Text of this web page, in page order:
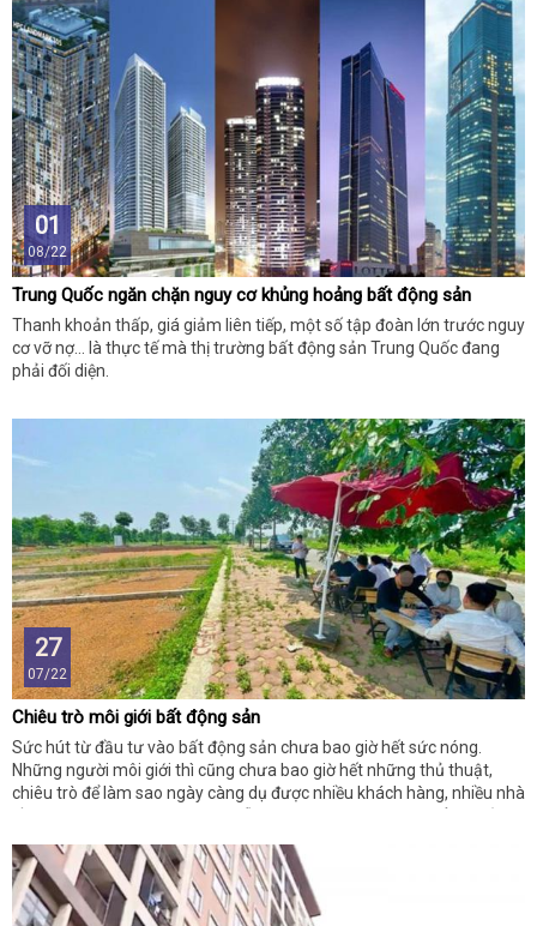
01
08/22
Trung Quốc ngăn chặn nguy cơ khủng hoảng bất động sản
Thanh khoản thấp, giá giảm liên tiếp, một số tập đoàn lớn trước nguy
cơ vỡ nợ... là thực tế mà thị trường bất động sản Trung Quốc đang
phải đối diện.
27
07/22
Chiêu trò môi giới bất động sản
Sức hút từ đầu tư vào bất động sản chưa bao giờ hết sức nóng.
Những người môi giới thì cũng chưa bao giờ hết những thủ thuật,
chiêu trò để làm sao ngày càng dụ được nhiều khách hàng, nhiều nhà